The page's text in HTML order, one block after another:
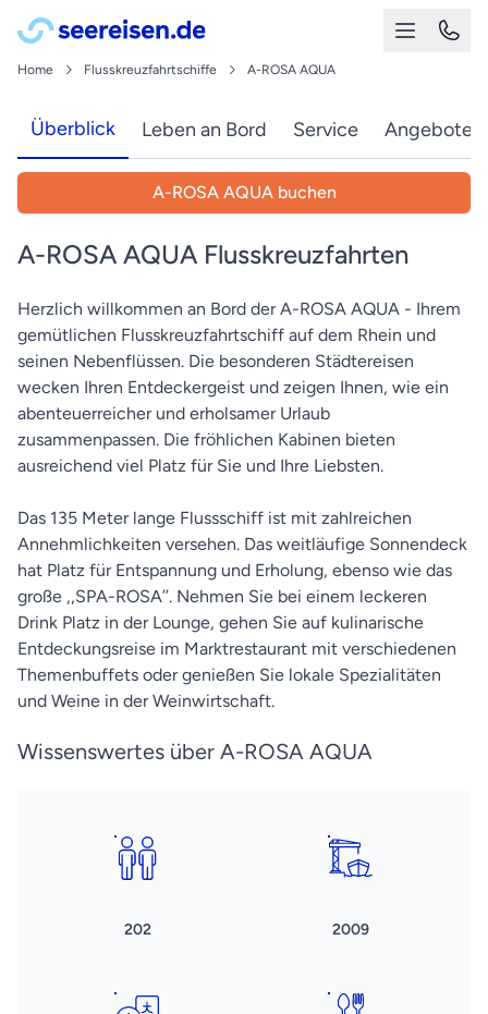
Home Flusskreuzfahrtschiffe A-ROSA AQUA
Überblick Leben an Bord Service Angebote
A-ROSA AQUA buchen
A-ROSA AQUA Flusskreuzfahrten
Herzlich willkommen an Bord der A-ROSA AQUA - Ihrem
gemütlichen Flusskreuzfahrtschiff auf dem Rhein und
seinen Nebenflüssen. Die besonderen Städtereisen
wecken Ihren Entdeckergeist und zeigen Ihnen, wie ein
abenteuerreicher und erholsamer Urlaub
zusammenpassen. Die fröhlichen Kabinen bieten
ausreichend viel Platz für Sie und Ihre Liebsten.
Das 135 Meter lange Flussschiff ist mit zahlreichen
Annehmlichkeiten versehen. Das weitläufige Sonnendeck
hat Platz für Entspannung und Erholung, ebenso wie das
große ,,SPA-ROSA’’. Nehmen Sie bei einem leckeren
Drink Platz in der Lounge, gehen Sie auf kulinarische
Entdeckungsreise im Marktrestaurant mit verschiedenen
Themenbuffets oder genießen Sie lokale Spezialitäten
und Weine in der Weinwirtschaft.
Wissenswertes über A-ROSA AQUA
202 2009